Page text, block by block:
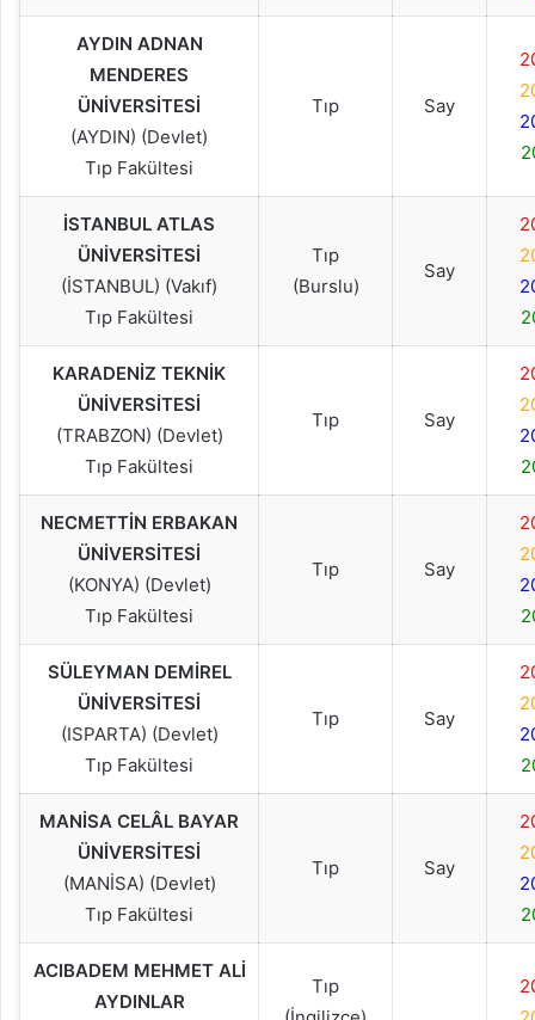
AYDIN ADNAN
MENDERES
ÜNİVERSİTESİ
(AYDIN) (Devlet)
Tıp Fakültesi
Tıp Say
İSTANBUL ATLAS
ÜNİVERSİTESİ
(İSTANBUL) (Vakıf)
Tıp Fakültesi
Tıp
(Burslu)
Say
KARADENİZ TEKNİK
ÜNİVERSİTESİ
(TRABZON) (Devlet)
Tıp Fakültesi
Tıp Say
NECMETTİN ERBAKAN
ÜNİVERSİTESİ
(KONYA) (Devlet)
Tıp Fakültesi
Tıp Say
SÜLEYMAN DEMİREL
ÜNİVERSİTESİ
(ISPARTA) (Devlet)
Tıp Fakültesi
Tıp Say
MANİSA CELÂL BAYAR
ÜNİVERSİTESİ
(MANİSA) (Devlet)
Tıp Fakültesi
Tıp Say
ACIBADEM MEHMET ALİ
AYDINLAR
Tıp